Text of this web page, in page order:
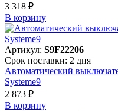
3 318 ₽
В корзинy
Артикул: S9F22206
Срок поставки: 2 дня
Автоматический
Systeme9
2 873 ₽
В корзинy